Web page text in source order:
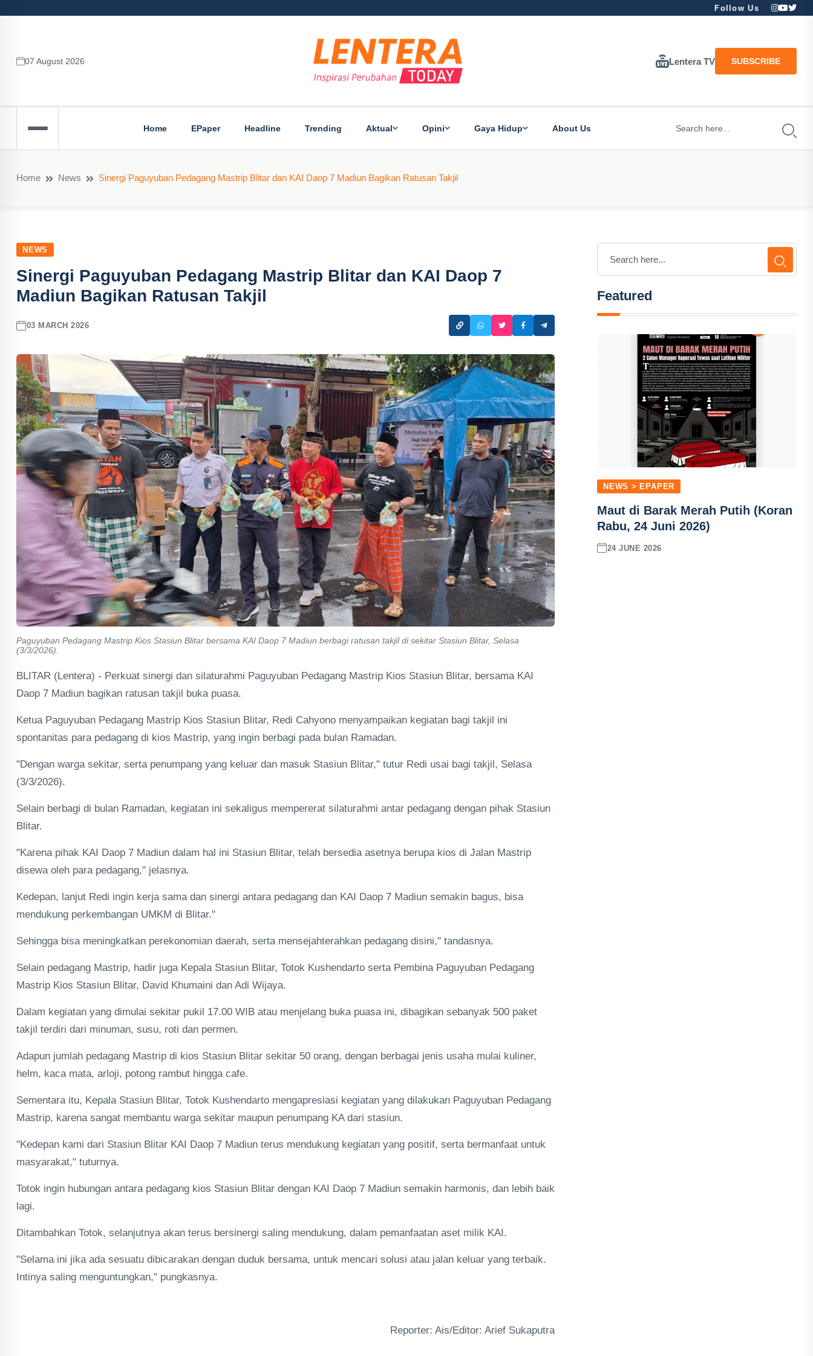
Follow Us
07 August 2026 Lentera TV SUBSCRIBE
Home EPaper Headline Trending Aktual Opini Gaya Hidup About Us
Home News Sinergi Paguyuban Pedagang Mastrip Blitar dan KAI Daop 7 Madiun Bagikan Ratusan Takjil
NEWS
Sinergi Paguyuban Pedagang Mastrip Blitar dan KAI Daop 7
Madiun Bagikan Ratusan Takjil
03 MARCH 2026
Paguyuban Pedagang Mastrip Kios Stasiun Blitar bersama KAI Daop 7 Madiun berbagi ratusan takjil di sekitar Stasiun Blitar, Selasa
(3/3/2026).
BLITAR (Lentera) - Perkuat sinergi dan silaturahmi Paguyuban Pedagang Mastrip Kios Stasiun Blitar, bersama KAI
Daop 7 Madiun bagikan ratusan takjil buka puasa.
Ketua Paguyuban Pedagang Mastrip Kios Stasiun Blitar, Redi Cahyono menyampaikan kegiatan bagi takjil ini
spontanitas para pedagang di kios Mastrip, yang ingin berbagi pada bulan Ramadan.
"Dengan warga sekitar, serta penumpang yang keluar dan masuk Stasiun Blitar," tutur Redi usai bagi takjil, Selasa
(3/3/2026).
Selain berbagi di bulan Ramadan, kegiatan ini sekaligus mempererat silaturahmi antar pedagang dengan pihak Stasiun
Blitar.
"Karena pihak KAI Daop 7 Madiun dalam hal ini Stasiun Blitar, telah bersedia asetnya berupa kios di Jalan Mastrip
disewa oleh para pedagang," jelasnya.
Kedepan, lanjut Redi ingin kerja sama dan sinergi antara pedagang dan KAI Daop 7 Madiun semakin bagus, bisa
mendukung perkembangan UMKM di Blitar."
Sehingga bisa meningkatkan perekonomian daerah, serta mensejahterahkan pedagang disini," tandasnya.
Selain pedagang Mastrip, hadir juga Kepala Stasiun Blitar, Totok Kushendarto serta Pembina Paguyuban Pedagang
Mastrip Kios Stasiun Blitar, David Khumaini dan Adi Wijaya.
Dalam kegiatan yang dimulai sekitar pukil 17.00 WIB atau menjelang buka puasa ini, dibagikan sebanyak 500 paket
takjil terdiri dari minuman, susu, roti dan permen.
Adapun jumlah pedagang Mastrip di kios Stasiun Blitar sekitar 50 orang, dengan berbagai jenis usaha mulai kuliner,
helm, kaca mata, arloji, potong rambut hingga cafe.
Sementara itu, Kepala Stasiun Blitar, Totok Kushendarto mengapresiasi kegiatan yang dilakukan Paguyuban Pedagang
Mastrip, karena sangat membantu warga sekitar maupun penumpang KA dari stasiun.
"Kedepan kami dari Stasiun Blitar KAI Daop 7 Madiun terus mendukung kegiatan yang positif, serta bermanfaat untuk
masyarakat," tuturnya.
Totok ingin hubungan antara pedagang kios Stasiun Blitar dengan KAI Daop 7 Madiun semakin harmonis, dan lebih baik
lagi.
Ditambahkan Totok, selanjutnya akan terus bersinergi saling mendukung, dalam pemanfaatan aset milik KAI.
"Selama ini jika ada sesuatu dibicarakan dengan duduk bersama, untuk mencari solusi atau jalan keluar yang terbaik.
Intinya saling menguntungkan," pungkasnya.
Reporter: Ais/Editor: Arief Sukaputra
Featured
NEWS > EPAPER
Maut di Barak Merah Putih (Koran
Rabu, 24 Juni 2026)
24 JUNE 2026